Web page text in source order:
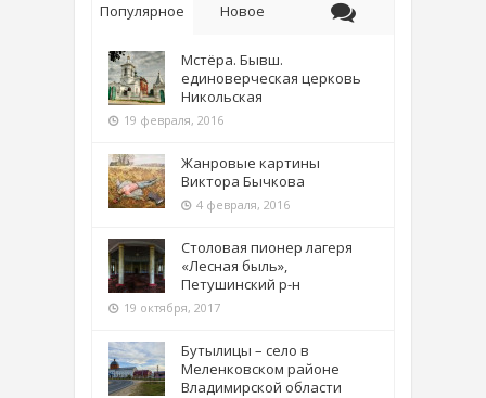
Популярное Новое
Мстёра. Бывш.
единоверческая церковь
Никольская
19 февраля, 2016
Жанровые картины
Виктора Бычкова
4 февраля, 2016
Столовая пионер лагеря
«Лесная быль»,
Петушинский р-н
19 октября, 2017
Бутылицы – село в
Меленковском районе
Владимирской области